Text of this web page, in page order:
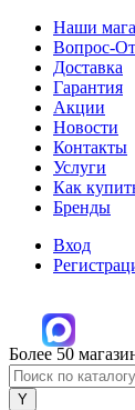
Наши
Вопрос-
Доставка
Гарантия
Акции
Новости
Контакты
Услуги
Как
Бренды
Вход
Более 50